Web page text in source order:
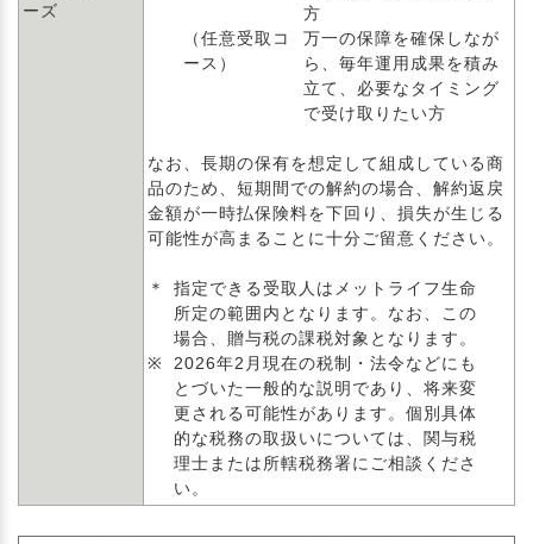
ーズ
方
（任意受取コ
ース）
万一の保障を確保しなが
ら、毎年運用成果を積み
立て、必要なタイミング
で受け取りたい方
なお、長期の保有を想定して組成している商
品のため、短期間での解約の場合、解約返戻
金額が一時払保険料を下回り、損失が生じる
可能性が高まることに十分ご留意ください。
＊
指定できる受取人はメットライフ生命
所定の範囲内となります。なお、この
場合、贈与税の課税対象となります。
※
2026年2月現在の税制・法令などにも
とづいた一般的な説明であり、将来変
更される可能性があります。個別具体
的な税務の取扱いについては、関与税
理士または所轄税務署にご相談くださ
い。